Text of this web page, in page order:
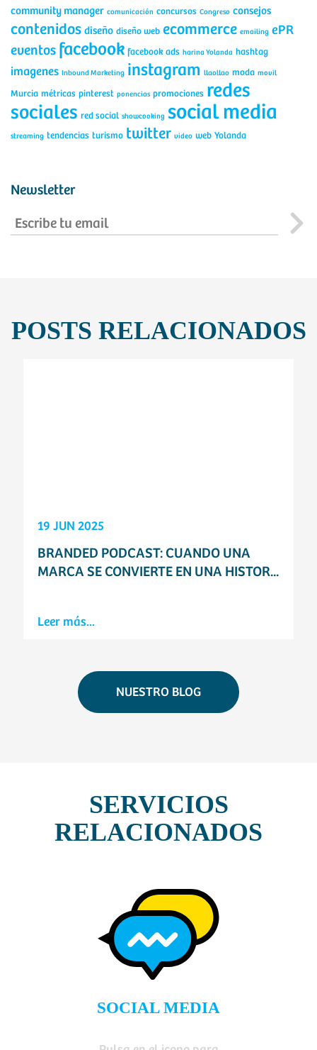
community manager comunicación concursos Congreso consejos
contenidos diseño diseño web ecommerce emailing ePR
eventos facebook facebook ads harina Yolanda hashtag
imagenes Inbound Marketing instagram llaollao moda movil
Murcia métricas pinterest ponencias promociones redes
sociales red social showcooking social media
streaming tendencias turismo twitter video web Yolanda
Newsletter
POSTS RELACIONADOS
19 JUN 2025
BRANDED PODCAST: CUANDO UNA
MARCA SE CONVIERTE EN UNA HISTOR...
Leer más...
NUESTRO BLOG
SERVICIOS
RELACIONADOS
SOCIAL MEDIA